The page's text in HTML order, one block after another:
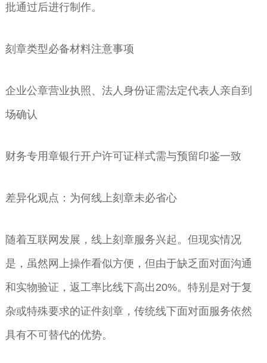
批通过后进行制作。
刻章类型必备材料注意事项
企业公章营业执照、法人身份证需法定代表人亲自到
场确认
财务专用章银行开户许可证样式需与预留印鉴一致
差异化观点：为何线上刻章未必省心
随着互联网发展，线上刻章服务兴起。但现实情况
是，虽然网上操作看似方便，但由于缺乏面对面沟通
和实物验证，返工率比线下高出20%。特别是对于复
杂或特殊要求的证件刻章，传统线下面对面服务依然
具有不可替代的优势。